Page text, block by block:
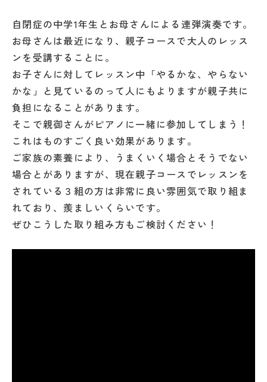
自閉症の中学1年生とお母さんによる連弾演奏です。
お母さんは最近になり、親子コースで大人のレッス
ンを受講することに。
お子さんに対してレッスン中「やるかな、やらない
かな」と見ているのって人にもよりますが親子共に
負担になることがあります。
そこで親御さんがピアノに一緒に参加してしまう！
これはものすごく良い効果があります。
ご家族の素養により、うまくいく場合とそうでない
場合とがありますが、現在親子コースでレッスンを
されている３組の方は非常に良い雰囲気で取り組ま
れており、羨ましいくらいです。
ぜひこうした取り組み方もご検討ください！